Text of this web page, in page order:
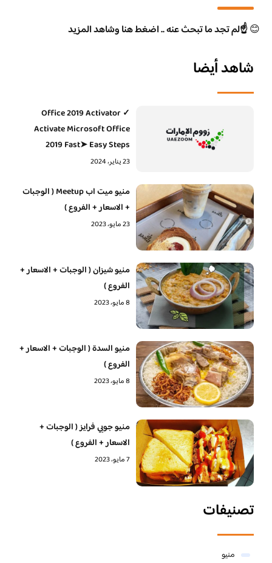
😊☝️لم تجد ما تبحث عنه .. اضغط هنا وشاهد المزيد
شاهد أيضا
Office 2019 Activator ✓
Activate Microsoft Office
2019 Fast➤ Easy Steps
23 يناير، 2024
منيو ميت اب Meetup ( الوجبات
+ الاسعار + الفروع )
23 مايو، 2023
منيو شيزان ( الوجبات + الاسعار +
الفروع )
8 مايو، 2023
منيو السدة ( الوجبات + الاسعار +
الفروع )
8 مايو، 2023
منيو جوبي فرايز ( الوجبات +
الاسعار + الفروع )
7 مايو، 2023
تصنيفات
منيو